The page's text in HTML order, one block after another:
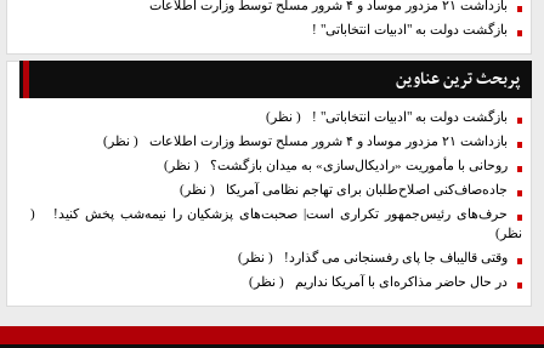
بازداشت ۲۱ مزدور موساد و ۴ شرور مسلح توسط وزارت اطلاعات
بازگشت دولت به "ادبیات انتخاباتی" !
پربحث ترین عناوین
بازگشت دولت به "ادبیات انتخاباتی" ! ( نظر)
بازداشت ۲۱ مزدور موساد و ۴ شرور مسلح توسط وزارت اطلاعات
( نظر)
روحانی با مأموریت «رادیکال‌سازی» به میدان بازگشت؟ ( نظر)
جاده‌صاف‌کنی اصلاح‌طلبان برای تهاجم نظامی آمریکا ( نظر)
حرف‌های رئیس‌جمهور تکراری است| صحبت‌های پزشکیان را نیمه‌شب پخش کنید!
(
نظر)
وقتی قالیباف جا پای رفسنجانی می گذارد! ( نظر)
در حال حاضر مذاکره‌ای با آمریکا نداریم ( نظر)